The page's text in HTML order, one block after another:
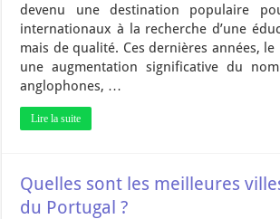
devenu une destination populaire
internationaux à la recherche d’une
mais de qualité. Ces dernières années,
une augmentation significative du
anglophones, …
Lire la suite
Quelles sont les meilleures
du Portugal ?